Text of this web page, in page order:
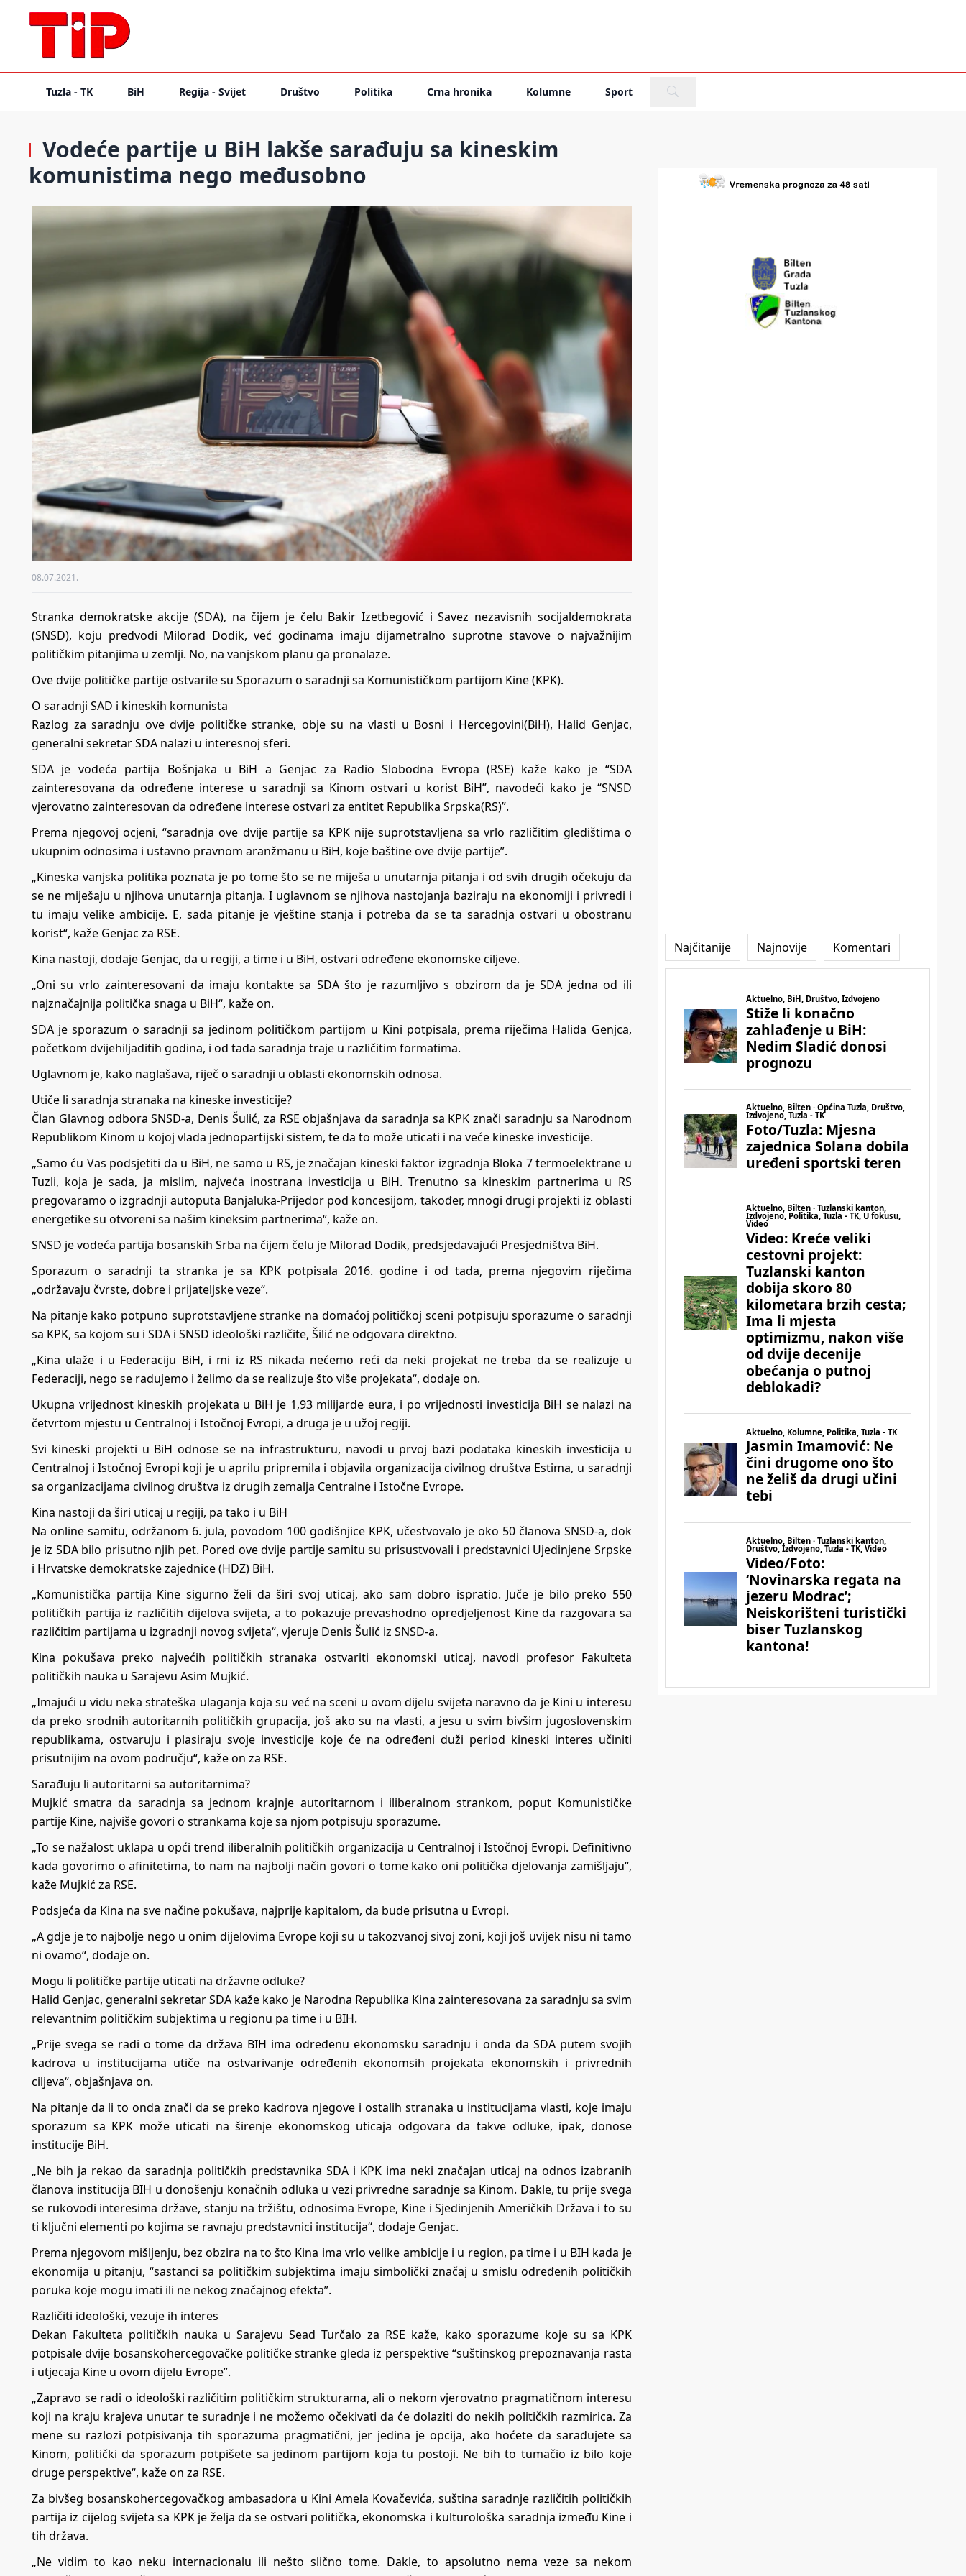
Tuzla - TK BiH Regija - Svijet Društvo Politika Crna hronika Kolumne Sport
Vodeće partije u BiH lakše sarađuju sa kineskim
komunistima nego međusobno
08.07.2021.
Stranka demokratske akcije (SDA), na čijem je čelu Bakir Izetbegović i Savez nezavisnih socijaldemokrata
(SNSD), koju predvodi Milorad Dodik, već godinama imaju dijametralno suprotne stavove o najvažnijim
političkim pitanjima u zemlji. No, na vanjskom planu ga pronalaze.
Ove dvije političke partije ostvarile su Sporazum o saradnji sa Komunističkom partijom Kine (KPK).
O saradnji SAD i kineskih komunista
Razlog za saradnju ove dvije političke stranke, obje su na vlasti u Bosni i Hercegovini(BiH), Halid Genjac,
generalni sekretar SDA nalazi u interesnoj sferi.
SDA je vodeća partija Bošnjaka u BiH a Genjac za Radio Slobodna Evropa (RSE) kaže kako je “SDA
zainteresovana da određene interese u saradnji sa Kinom ostvari u korist BiH”, navodeći kako je “SNSD
vjerovatno zainteresovan da određene interese ostvari za entitet Republika Srpska(RS)”.
Prema njegovoj ocjeni, “saradnja ove dvije partije sa KPK nije suprotstavljena sa vrlo različitim gledištima o
ukupnim odnosima i ustavno pravnom aranžmanu u BiH, koje baštine ove dvije partije”.
„Kineska vanjska politika poznata je po tome što se ne miješa u unutarnja pitanja i od svih drugih očekuju da
se ne miješaju u njihova unutarnja pitanja. I uglavnom se njihova nastojanja baziraju na ekonomiji i privredi i
tu imaju velike ambicije. E, sada pitanje je vještine stanja i potreba da se ta saradnja ostvari u obostranu
korist“, kaže Genjac za RSE.
Kina nastoji, dodaje Genjac, da u regiji, a time i u BiH, ostvari određene ekonomske ciljeve.
„Oni su vrlo zainteresovani da imaju kontakte sa SDA što je razumljivo s obzirom da je SDA jedna od ili
najznačajnija politička snaga u BiH“, kaže on.
SDA je sporazum o saradnji sa jedinom političkom partijom u Kini potpisala, prema riječima Halida Genjca,
početkom dvijehiljaditih godina, i od tada saradnja traje u različitim formatima.
Uglavnom je, kako naglašava, riječ o saradnji u oblasti ekonomskih odnosa.
Utiče li saradnja stranaka na kineske investicije?
Član Glavnog odbora SNSD-a, Denis Šulić, za RSE objašnjava da saradnja sa KPK znači saradnju sa Narodnom
Republikom Kinom u kojoj vlada jednopartijski sistem, te da to može uticati i na veće kineske investicije.
„Samo ću Vas podsjetiti da u BiH, ne samo u RS, je značajan kineski faktor izgradnja Bloka 7 termoelektrane u
Tuzli, koja je sada, ja mislim, najveća inostrana investicija u BiH. Trenutno sa kineskim partnerima u RS
pregovaramo o izgradnji autoputa Banjaluka-Prijedor pod koncesijom, također, mnogi drugi projekti iz oblasti
energetike su otvoreni sa našim kineksim partnerima“, kaže on.
SNSD je vodeća partija bosanskih Srba na čijem čelu je Milorad Dodik, predsjedavajući Presjedništva BiH.
Sporazum o saradnji ta stranka je sa KPK potpisala 2016. godine i od tada, prema njegovim riječima
„održavaju čvrste, dobre i prijateljske veze“.
Na pitanje kako potpuno suprotstavljene stranke na domaćoj političkoj sceni potpisuju sporazume o saradnji
sa KPK, sa kojom su i SDA i SNSD ideološki različite, Šilić ne odgovara direktno.
„Kina ulaže i u Federaciju BiH, i mi iz RS nikada nećemo reći da neki projekat ne treba da se realizuje u
Federaciji, nego se radujemo i želimo da se realizuje što više projekata“, dodaje on.
Ukupna vrijednost kineskih projekata u BiH je 1,93 milijarde eura, i po vrijednosti investicija BiH se nalazi na
četvrtom mjestu u Centralnoj i Istočnoj Evropi, a druga je u užoj regiji.
Svi kineski projekti u BiH odnose se na infrastrukturu, navodi u prvoj bazi podataka kineskih investicija u
Centralnoj i Istočnoj Evropi koji je u aprilu pripremila i objavila organizacija civilnog društva Estima, u saradnji
sa organizacijama civilnog društva iz drugih zemalja Centralne i Istočne Evrope.
Kina nastoji da širi uticaj u regiji, pa tako i u BiH
Na online samitu, održanom 6. jula, povodom 100 godišnjice KPK, učestvovalo je oko 50 članova SNSD-a, dok
je iz SDA bilo prisutno njih pet. Pored ove dvije partije samitu su prisustvovali i predstavnici Ujedinjene Srpske
i Hrvatske demokratske zajednice (HDZ) BiH.
„Komunistička partija Kine sigurno želi da širi svoj uticaj, ako sam dobro ispratio. Juče je bilo preko 550
političkih partija iz različitih dijelova svijeta, a to pokazuje prevashodno opredjeljenost Kine da razgovara sa
različitim partijama u izgradnji novog svijeta“, vjeruje Denis Šulić iz SNSD-a.
Kina pokušava preko najvećih političkih stranaka ostvariti ekonomski uticaj, navodi profesor Fakulteta
političkih nauka u Sarajevu Asim Mujkić.
„Imajući u vidu neka strateška ulaganja koja su već na sceni u ovom dijelu svijeta naravno da je Kini u interesu
da preko srodnih autoritarnih političkih grupacija, još ako su na vlasti, a jesu u svim bivšim jugoslovenskim
republikama, ostvaruju i plasiraju svoje investicije koje će na određeni duži period kineski interes učiniti
prisutnijim na ovom području“, kaže on za RSE.
Sarađuju li autoritarni sa autoritarnima?
Mujkić smatra da saradnja sa jednom krajnje autoritarnom i iliberalnom strankom, poput Komunističke
partije Kine, najviše govori o strankama koje sa njom potpisuju sporazume.
„To se nažalost uklapa u opći trend iliberalnih političkih organizacija u Centralnoj i Istočnoj Evropi. Definitivno
kada govorimo o afinitetima, to nam na najbolji način govori o tome kako oni politička djelovanja zamišljaju“,
kaže Mujkić za RSE.
Podsjeća da Kina na sve načine pokušava, najprije kapitalom, da bude prisutna u Evropi.
„A gdje je to najbolje nego u onim dijelovima Evrope koji su u takozvanoj sivoj zoni, koji još uvijek nisu ni tamo
ni ovamo“, dodaje on.
Mogu li političke partije uticati na državne odluke?
Halid Genjac, generalni sekretar SDA kaže kako je Narodna Republika Kina zainteresovana za saradnju sa svim
relevantnim političkim subjektima u regionu pa time i u BIH.
„Prije svega se radi o tome da država BIH ima određenu ekonomsku saradnju i onda da SDA putem svojih
kadrova u institucijama utiče na ostvarivanje određenih ekonomsih projekata ekonomskih i privrednih
ciljeva“, objašnjava on.
Na pitanje da li to onda znači da se preko kadrova njegove i ostalih stranaka u institucijama vlasti, koje imaju
sporazum sa KPK može uticati na širenje ekonomskog uticaja odgovara da takve odluke, ipak, donose
institucije BiH.
„Ne bih ja rekao da saradnja političkih predstavnika SDA i KPK ima neki značajan uticaj na odnos izabranih
članova institucija BIH u donošenju konačnih odluka u vezi privredne saradnje sa Kinom. Dakle, tu prije svega
se rukovodi interesima države, stanju na tržištu, odnosima Evrope, Kine i Sjedinjenih Američkih Država i to su
ti ključni elementi po kojima se ravnaju predstavnici institucija“, dodaje Genjac.
Prema njegovom mišljenju, bez obzira na to što Kina ima vrlo velike ambicije i u region, pa time i u BIH kada je
ekonomija u pitanju, “sastanci sa političkim subjektima imaju simbolički značaj u smislu određenih političkih
poruka koje mogu imati ili ne nekog značajnog efekta”.
Različiti ideološki, vezuje ih interes
Dekan Fakulteta političkih nauka u Sarajevu Sead Turčalo za RSE kaže, kako sporazume koje su sa KPK
potpisale dvije bosanskohercegovačke političke stranke gleda iz perspektive “suštinskog prepoznavanja rasta
i utjecaja Kine u ovom dijelu Evrope”.
„Zapravo se radi o ideološki različitim političkim strukturama, ali o nekom vjerovatno pragmatičnom interesu
koji na kraju krajeva unutar te suradnje i ne možemo očekivati da će dolaziti do nekih političkih razmirica. Za
mene su razlozi potpisivanja tih sporazuma pragmatični, jer jedina je opcija, ako hoćete da sarađujete sa
Kinom, politički da sporazum potpišete sa jedinom partijom koja tu postoji. Ne bih to tumačio iz bilo koje
druge perspektive“, kaže on za RSE.
Za bivšeg bosanskohercegovačkog ambasadora u Kini Amela Kovačevića, suština saradnje različitih političkih
partija iz cijelog svijeta sa KPK je želja da se ostvari politička, ekonomska i kulturološka saradnja između Kine i
tih država.
„Ne vidim to kao neku internacionalu ili nešto slično tome. Dakle, to apsolutno nema veze sa nekom
Najčitanije Najnovije Komentari